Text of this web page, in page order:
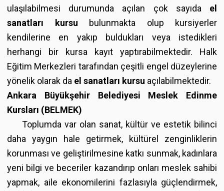
ulaşılabilmesi durumunda açılan çok sayıda el
sanatları kursu bulunmakta olup kursiyerler
kendilerine en yakıp buldukları veya istedikleri
herhangi bir kursa kayıt yaptırabilmektedir. Halk
Eğitim Merkezleri tarafından çeşitli engel düzeylerine
yönelik olarak da el sanatları kursu açılabilmektedir.
Ankara Büyükşehir Belediyesi Meslek Edinme
Kursları (BELMEK)
Toplumda var olan sanat, kültür ve estetik bilinci
daha yaygın hale getirmek, kültürel zenginliklerin
korunması ve geliştirilmesine katkı sunmak, kadınlara
yeni bilgi ve beceriler kazandırıp onları meslek sahibi
yapmak, aile ekonomilerini fazlasıyla güçlendirmek,